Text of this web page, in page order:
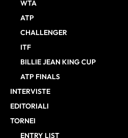
WTA
ATP
CHALLENGER
ITF
BILLIE JEAN KING CUP
ATP FINALS
INTERVISTE
EDITORIALI
TORNEI
ENTRY LIST